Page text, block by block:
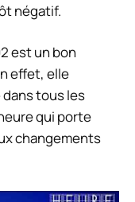
négatif.
est un bon
effet, elle
tous les
qui porte
changements